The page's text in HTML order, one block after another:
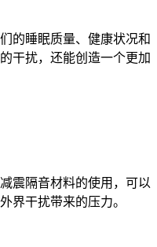
的睡眠质量、健康状况和
干扰，还能创造一个更加
震隔音材料的使用，可以
界干扰带来的压力。